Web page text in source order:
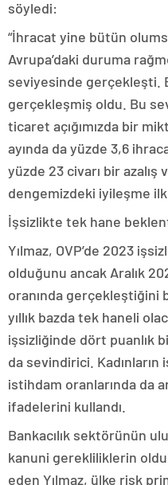
söyledi:
“İhracat yine bütün
Avrupa’daki duruma
seviyesinde gerçekleşti.
gerçekleşmiş oldu. Bu
ticaret açığımızda bir
ayında da yüzde 3,6
yüzde 23 civarı bir azalış
dengemizdeki iyileşme
İşsizlikte tek hane
Yılmaz, OVP’de 2023
olduğunu ancak Aralık
oranında gerçekleştiğini
yıllık bazda tek haneli
işsizliğinde dört puanlık
da sevindirici. Kadınların
istihdam oranlarında da
ifadelerini kullandı.
Bankacılık sektörünün
kanuni gerekliliklerin
eden Yılmaz, ülke risk